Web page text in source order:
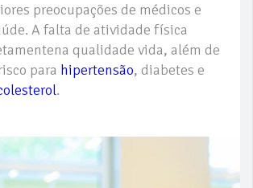
preocupações de médicos e
A falta de atividade física
qualidade vida, além de
para hipertensão, diabetes e
.